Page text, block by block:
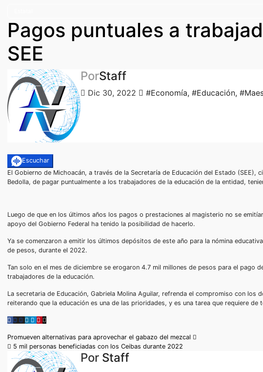
Pagos puntuales a
SEE
PorStaff
Dic 30, 2022 #Economía, #Educación,
Escuchar
El Gobierno de Michoacán, a través de la Secretaría de Educación del Estado
Bedolla, de pagar puntualmente a los trabajadores de la educación de la entidad,
Luego de que en los últimos años los pagos o prestaciones al magisterio no se
apoyo del Gobierno Federal ha tenido la posibilidad de hacerlo.
Ya se comenzaron a emitir los últimos depósitos de este año para la nómina
de pesos, durante el 2022.
Tan solo en el mes de diciembre se erogaron 4.7 mil millones de pesos para el pago
trabajadores de la educación.
La secretaria de Educación, Gabriela Molina Aguilar, refrenda el compromiso con los
reiterando que la educación es una de las prioridades, y es una tarea que requiere de
Navegación
de
Promueven alternativas para aprovechar el gabazo del mezcal
5 mil personas beneficiadas con los Ceibas durante 2022
Por Staff